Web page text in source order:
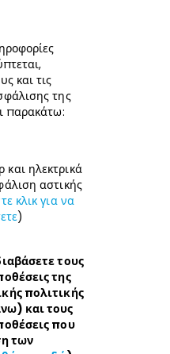
και τις
της
παρακάτω:
και ηλεκτρικά
αστικής
κλικ για να
)
τους
της
πολιτικής
και τους
που
των